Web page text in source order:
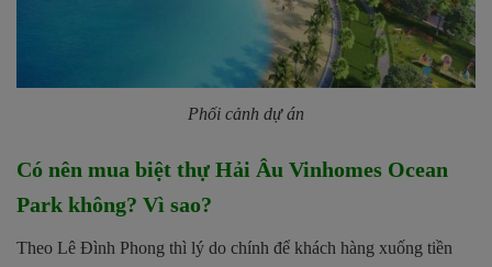
Phối cảnh dự án
Có nên mua biệt thự Hải Âu Vinhomes Ocean
Park không? Vì sao?
Theo Lê Đình Phong thì lý do chính để khách hàng xuống tiền